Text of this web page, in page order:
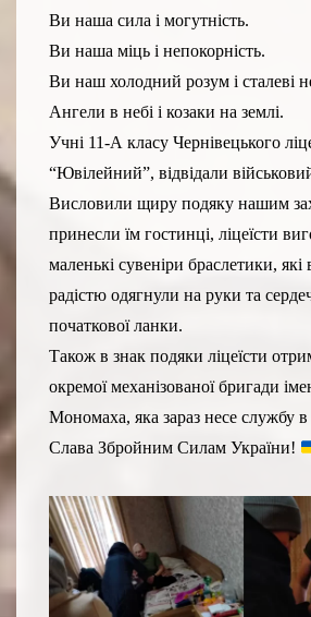
Ви наша сила і могутність.
Ви наша міць і непокорність.
Ви наш холодний розум і сталеві
Ангели в небі і козаки на землі.
Учні 11-А класу Чернівецького
“Ювілейний”, відвідали
Висловили щиру подяку нашим
принесли їм гостинці, ліцеїсти
маленькі сувеніри браслетики, які
радістю одягнули на руки та
початкової ланки.
Також в знак подяки ліцеїсти
окремої механізованої бригади
Мономаха, яка зараз несе службу в
Слава Збройним Силам України!